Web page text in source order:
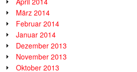
März 2014
Februar 2014
Januar 2014
Dezember 2013
November 2013
Oktober 2013